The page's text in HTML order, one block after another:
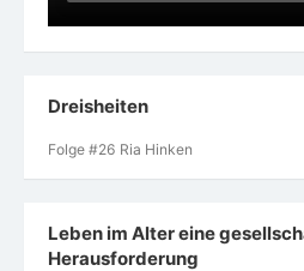
Dreisheiten
Folge #26 Ria Hinken
Leben im Alter eine
Herausforderung